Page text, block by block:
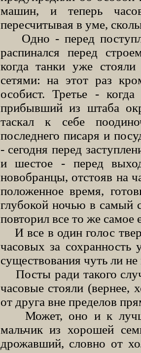
машин, и теперь
пересчитывая в уме,
Одно - перед
распинался перед
когда танки уже
сетями: на этот раз
особист. Третье -
прибывший из штаба
таскал к себе
последнего писаря и
- сегодня перед
и шестое - перед
новобранцы, отстояв на
положенное время,
глубокой ночью в самый
повторил все то же самое
И все в один голос
часовых за сохранность
существования чуть ли не
Посты ради такого
часовые стояли (вернее,
от друга вне пределов
Может, оно и к
мальчик из хорошей
дрожавший, словно от